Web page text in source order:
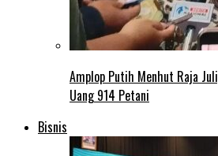
Amplop Putih Menhut Raja
Uang 914 Petani
Bisnis